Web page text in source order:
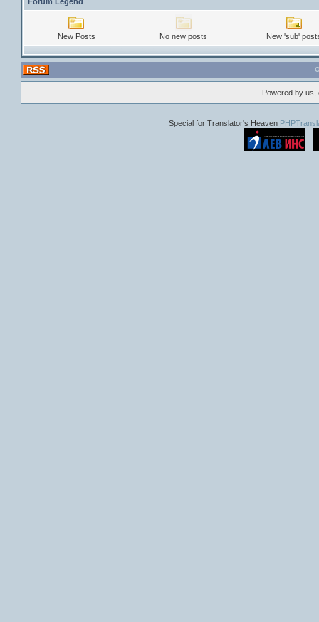
New Posts No new posts New 'sub'
Powered by
Special for Translator's Heaven